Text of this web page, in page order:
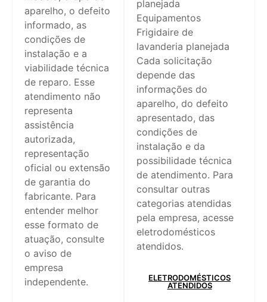
aparelho, o defeito
informado, as
condições de
instalação e a
viabilidade técnica
de reparo. Esse
atendimento não
representa
assistência
autorizada,
representação
oficial ou extensão
de garantia do
fabricante. Para
entender melhor
esse formato de
atuação, consulte
o aviso de
empresa
independente.
planejada
Equipamentos
Frigidaire de
lavanderia planejada
Cada solicitação
depende das
informações do
aparelho, do defeito
apresentado, das
condições de
instalação e da
possibilidade técnica
de atendimento. Para
consultar outras
categorias atendidas
pela empresa, acesse
eletrodomésticos
atendidos.
ELETRODOMÉSTICOS
ATENDIDOS